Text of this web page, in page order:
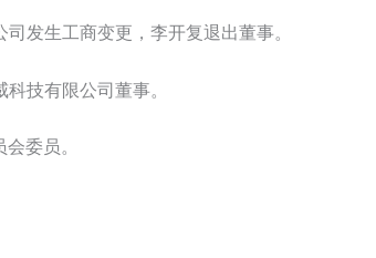
发生工商变更，李开复退出董事。
技有限公司董事。
委员。